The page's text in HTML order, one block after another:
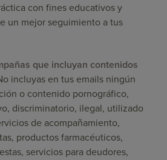
con fines educativos y
un mejor seguimiento a tus
que incluyan contenidos
incluyas en tus emails ningún
o contenido pornográfico,
discriminatorio, ilegal, utilizado
de acompañamiento,
productos farmacéuticos,
servicios para deudores,